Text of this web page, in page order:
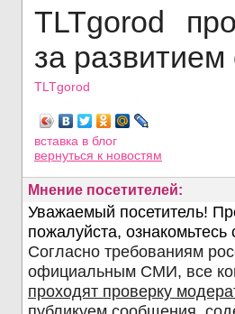
TLTgorod
за
TLTgorod
вставка в блог
вернуться к новостям
Мнение посетителей: